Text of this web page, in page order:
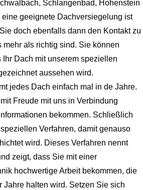
Schlangenbad, Hohenstein
geeignete Dachversiegelung ist
doch ebenfalls dann den Kontakt zu
mehr als richtig sind. Sie können
Dach mit unserem speziellen
aussehen wird.
jedes Dach einfach mal in de Jahre.
Freude mit uns in Verbindung
bekommen. Schließlich
Verfahren, damit genauso
wird. Dieses Verfahren nennt
zeigt, dass Sie mit einer
hochwertige Arbeit bekommen, die
Jahre halten wird. Setzen Sie sich